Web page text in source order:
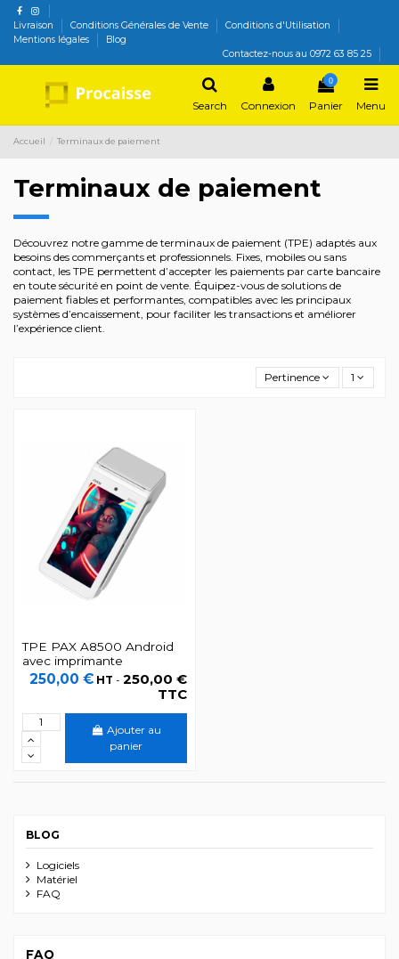
Livraison Conditions Générales de Vente
Conditions d'Utilisation
Mentions légales
Blog
Contactez-nous au 0972 63 85 25
Search Connexion
0
Panier Menu
Accueil Terminaux de paiement
Terminaux de paiement
Découvrez notre gamme de terminaux de paiement (TPE) adaptés aux
besoins des commerçants et professionnels. Fixes, mobiles ou sans
contact, les TPE permettent d’accepter les paiements par carte bancaire
en toute sécurité en point de vente. Équipez-vous de solutions de
paiement fiables et performantes, compatibles avec les principaux
systèmes d’encaissement, pour faciliter les transactions et améliorer
l’expérience client.
Pertinence 1
TPE PAX A8500 Android
avec imprimante
250,00 € HT -250,00 €
TTC
Ajouter au
panier
BLOG
Logiciels
Matériel
FAQ
FAQ